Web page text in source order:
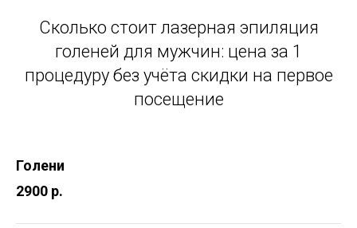
Сколько стоит лазерная эпиляция
голеней для мужчин: цена за 1
процедуру без учёта скидки на первое
посещение
Голени
2900 р.